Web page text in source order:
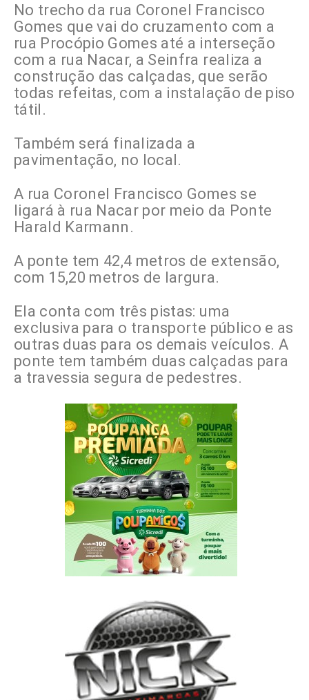
No trecho da rua Coronel Francisco
Gomes que vai do cruzamento com a
rua Procópio Gomes até a interseção
com a rua Nacar, a Seinfra realiza a
construção das calçadas, que serão
todas refeitas, com a instalação de piso
tátil.
Também será finalizada a
pavimentação, no local.
A rua Coronel Francisco Gomes se
ligará à rua Nacar por meio da Ponte
Harald Karmann.
A ponte tem 42,4 metros de extensão,
com 15,20 metros de largura.
Ela conta com três pistas: uma
exclusiva para o transporte público e as
outras duas para os demais veículos. A
ponte tem também duas calçadas para
a travessia segura de pedestres.